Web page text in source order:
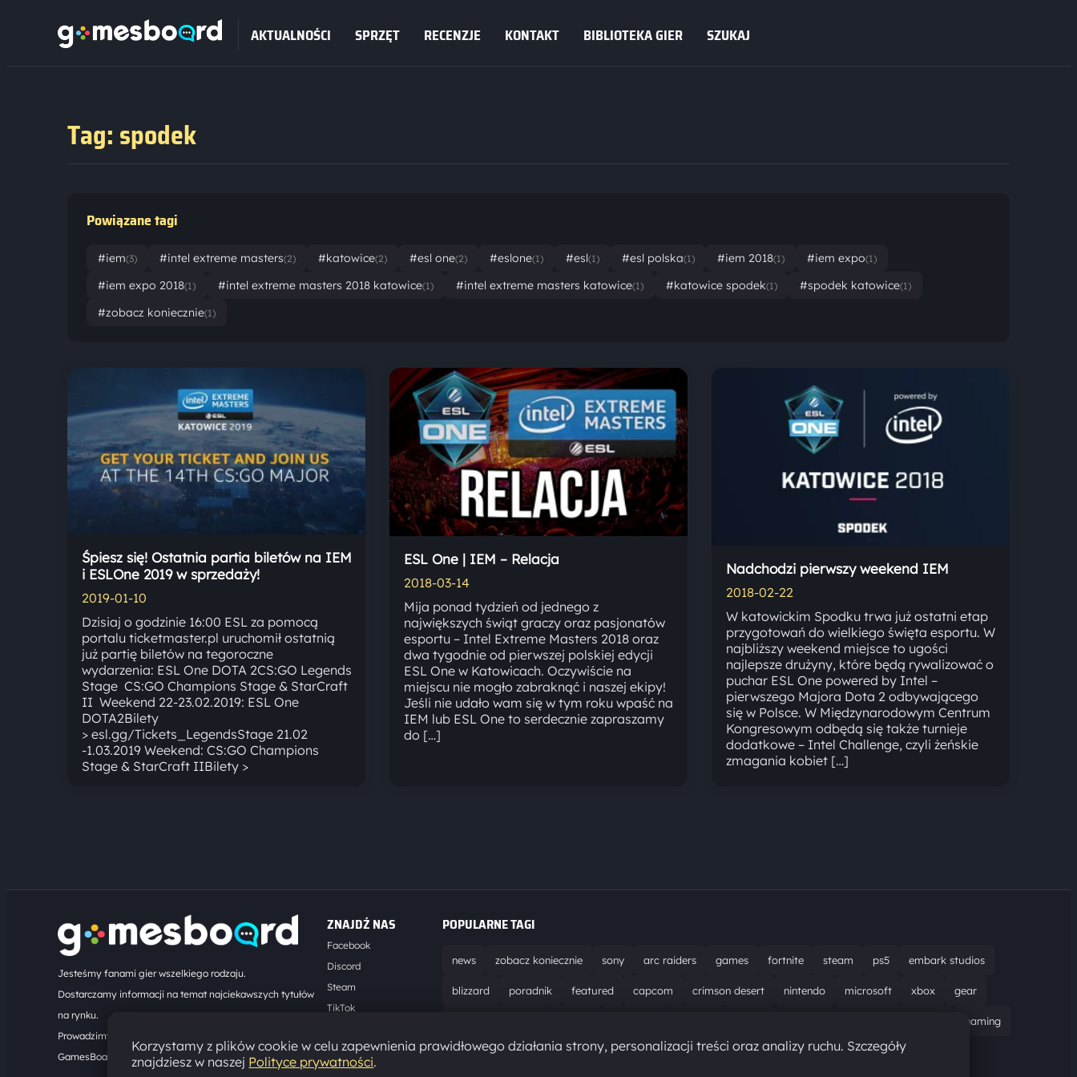
AKTUALNOŚCI SPRZĘT RECENZJE KONTAKT BIBLIOTEKA GIER SZUKAJ
Tag: spodek
Powiązane tagi
#iem(3) #intel extreme masters(2) #katowice(2) #esl one(2) #eslone(1) #esl(1) #esl polska(1) #iem 2018(1) #iem expo(1)
#iem expo 2018(1) #intel extreme masters 2018 katowice(1) #intel extreme masters katowice(1) #katowice spodek(1) #spodek katowice(1)
#zobacz koniecznie(1)
Śpiesz się! Ostatnia partia biletów na IEM
i ESLOne 2019 w sprzedaży!
2019-01-10
Dzisiaj o godzinie 16:00 ESL za pomocą
portalu ticketmaster.pl uruchomił ostatnią
już partię biletów na tegoroczne
wydarzenia: ESL One DOTA 2CS:GO Legends
Stage CS:GO Champions Stage & StarCraft
II Weekend 22-23.02.2019: ESL One
DOTA2Bilety
> esl.gg/Tickets_LegendsStage 21.02
-1.03.2019 Weekend: CS:GO Champions
Stage & StarCraft IIBilety >
ESL One | IEM – Relacja
2018-03-14
Mija ponad tydzień od jednego z
największych świąt graczy oraz pasjonatów
esportu – Intel Extreme Masters 2018 oraz
dwa tygodnie od pierwszej polskiej edycji
ESL One w Katowicach. Oczywiście na
miejscu nie mogło zabraknąć i naszej ekipy!
Jeśli nie udało wam się w tym roku wpaść na
IEM lub ESL One to serdecznie zapraszamy
do […]
Nadchodzi pierwszy weekend IEM
2018-02-22
W katowickim Spodku trwa już ostatni etap
przygotowań do wielkiego święta esportu. W
najbliższy weekend miejsce to ugości
najlepsze drużyny, które będą rywalizować o
puchar ESL One powered by Intel –
pierwszego Majora Dota 2 odbywającego
się w Polsce. W Międzynarodowym Centrum
Kongresowym odbędą się także turnieje
dodatkowe – Intel Challenge, czyli żeńskie
zmagania kobiet […]
Jesteśmy fanami gier wszelkiego rodzaju.
Dostarczamy informacji na temat najciekawszych tytułów
na rynku.
Prowadzimy turnieje online. Działamy od 2008 roku.
GamesBoard.pl © 2026
ZNAJDŹ NAS
Facebook
Discord
Steam
TikTok
POPULARNE TAGI
news zobacz koniecznie sony arc raiders games fortnite steam ps5 embark studios
blizzard poradnik featured capcom crimson desert nintendo microsoft xbox gear
gaming
aktualizacja pc epic games hytale
Korzystamy z plików cookie w celu zapewnienia prawidłowego działania strony, personalizacji treści oraz analizy ruchu. Szczegóły
znajdziesz w naszej Polityce prywatności.